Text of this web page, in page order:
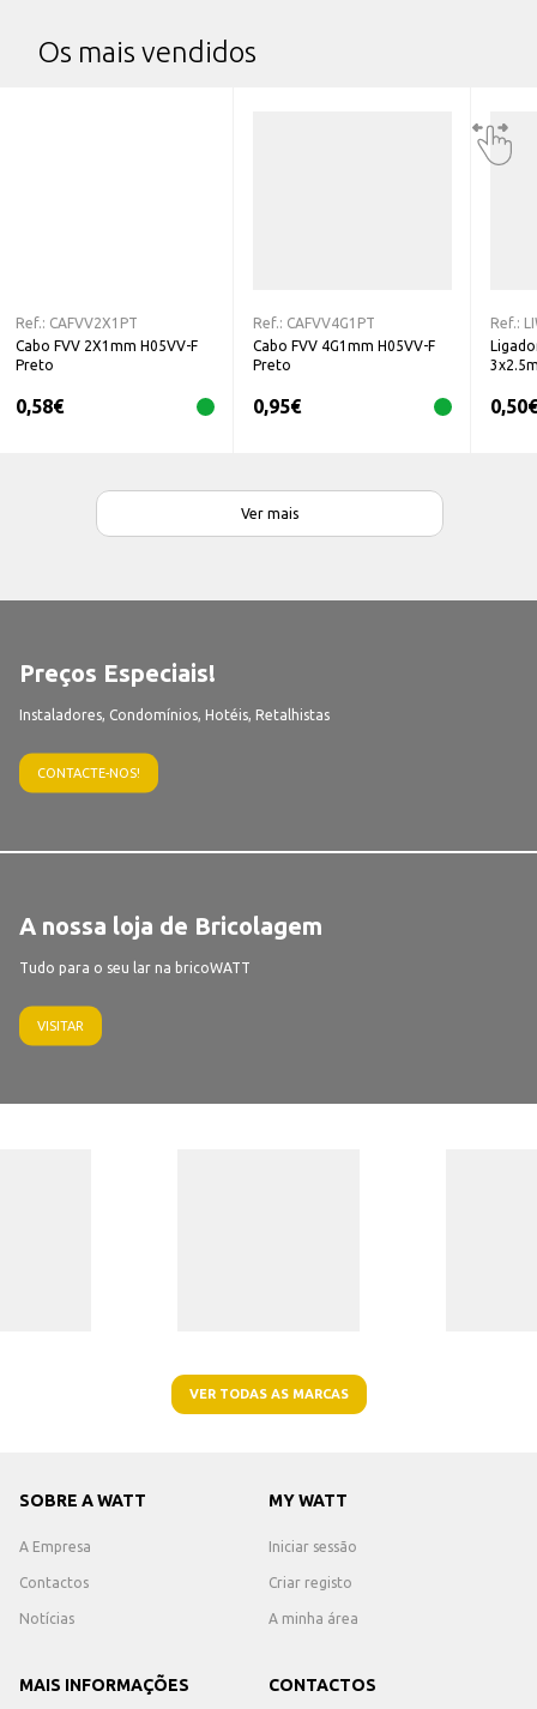
Os mais vendidos
Ref.: CAFVV2X1PT
Cabo FVV 2X1mm H05VV-F
Preto
0,58€
Ref.: CAFVV4G1PT
Cabo FVV 4G1mm H05VV-F
Preto
0,95€
Ref.:
0,50€
Ver mais
Preços Especiais!
Instaladores, Condomínios, Hotéis, Retalhistas
CONTACTE-NOS!
A nossa loja de Bricolagem
Tudo para o seu lar na bricoWATT
VISITAR
VER TODAS AS MARCAS
SOBRE A WATT
A Empresa
Contactos
Notícias
MY WATT
Iniciar sessão
Criar registo
A minha área
MAIS INFORMAÇÕES CONTACTOS